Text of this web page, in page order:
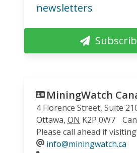
newsletters
MiningWatch
4 Florence Street, Suite
Ottawa, ON K2P 0W7
Please call ahead if
info@miningwatch.ca